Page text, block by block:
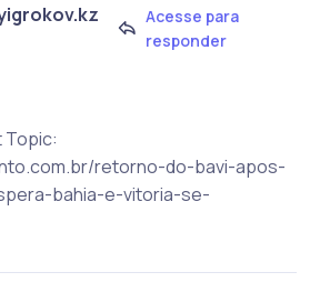
Acesse para
responder
Topic:
retorno-do-bavi-apos-
bahia-e-vitoria-se-